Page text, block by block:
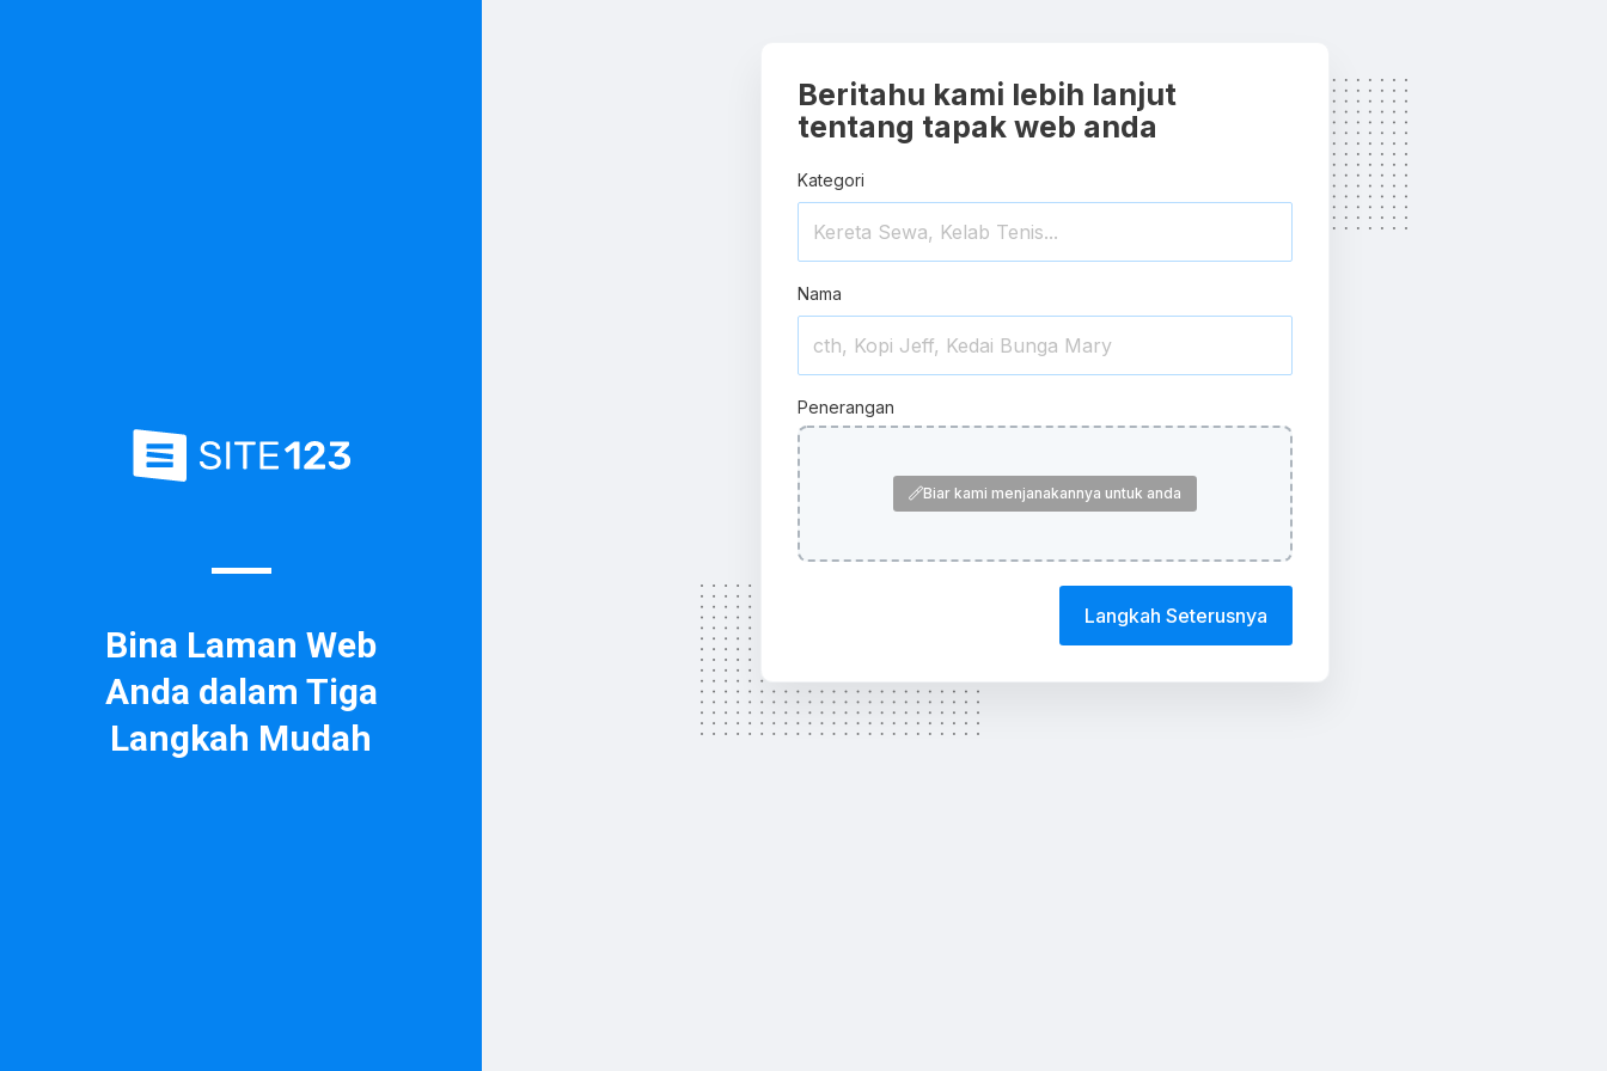
Bina Laman Web
Anda dalam Tiga
Langkah Mudah
Beritahu kami lebih lanjut
tentang tapak web anda
Kategori
Nama
Penerangan
Biar kami menjanakannya untuk anda
Langkah Seterusnya